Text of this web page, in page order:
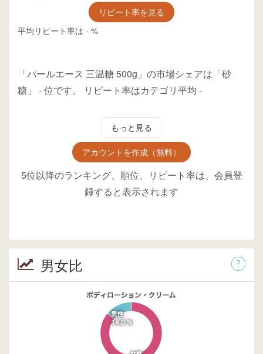
リピート率を見る
平均リピート率は - %
「パールエース 三温糖 500g」の市場シェアは「砂
糖」 -位です。 リピート率はカテゴリ平均 -
もっと見る
アカウントを作成（無料）
5位以降のランキング、順位、リピート率は、会員登
録すると表示されます
男女比